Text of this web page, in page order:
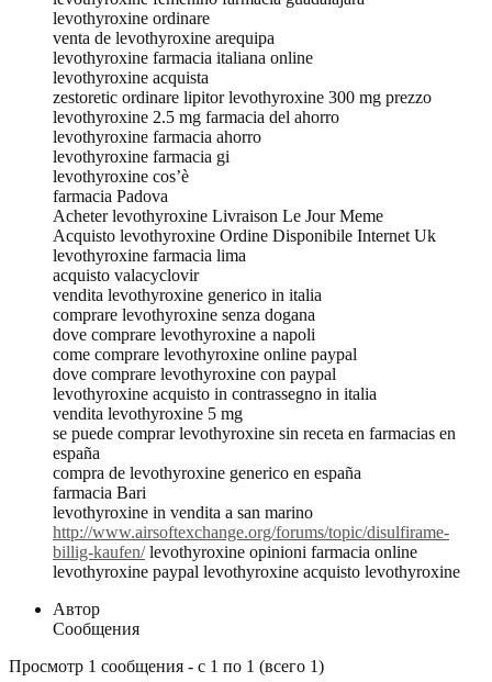
levothyroxine ordinare
venta de levothyroxine arequipa
levothyroxine farmacia italiana online
levothyroxine acquista
zestoretic ordinare lipitor levothyroxine 300 mg prezzo
levothyroxine 2.5 mg farmacia del ahorro
levothyroxine farmacia ahorro
levothyroxine farmacia gi
levothyroxine cos’è
farmacia Padova
Acheter levothyroxine Livraison Le Jour Meme
Acquisto levothyroxine Ordine Disponibile Internet Uk
levothyroxine farmacia lima
acquisto valacyclovir
vendita levothyroxine generico in italia
comprare levothyroxine senza dogana
dove comprare levothyroxine a napoli
come comprare levothyroxine online paypal
dove comprare levothyroxine con paypal
levothyroxine acquisto in contrassegno in italia
vendita levothyroxine 5 mg
se puede comprar levothyroxine sin receta en farmacias en
españa
compra de levothyroxine generico en españa
farmacia Bari
levothyroxine in vendita a san marino
http://www.airsoftexchange.org/forums/topic/disulfirame-
billig-kaufen/levothyroxine opinioni farmacia online
levothyroxine paypal levothyroxine acquisto levothyroxine
Автор
Сообщения
Просмотр 1 сообщения - с 1 по 1 (всего 1)